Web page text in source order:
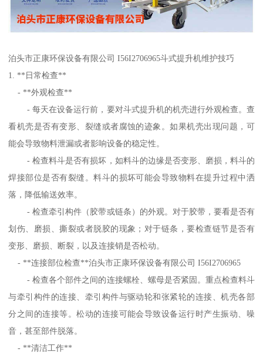
泊头市正康环保设备有限公司 I56I2706965斗式提升机维护技巧
1. **日常检查**
- **外观检查**
- 每天在设备运行前，要对斗式提升机的机壳进行外观检查。查
看机壳是否有变形、裂缝或者腐蚀的迹象。如果机壳出现问题，可
能会导致物料泄漏或者影响设备的稳定性。
- 检查料斗是否有损坏，如料斗的边缘是否变形、磨损，料斗的
焊接部位是否有裂缝。料斗的损坏可能会导致物料在提升过程中洒
落，降低输送效率。
- 检查牵引构件（胶带或链条）的外观。对于胶带，要看是否有
划伤、磨损、撕裂或者脱胶的现象；对于链条，要检查链节是否有
变形、磨损、断裂，以及连接销是否松动。
- **连接部位检查**泊头市正康环保设备有限公司 I56I2706965
- 检查各个部件之间的连接螺栓、螺母是否紧固。重点检查料斗
与牵引构件的连接、牵引构件与驱动轮和张紧轮的连接、机壳各部
分之间的连接等。松动的连接可能会导致设备运行时产生振动、噪
音，甚至部件脱落。
- **清洁工作**